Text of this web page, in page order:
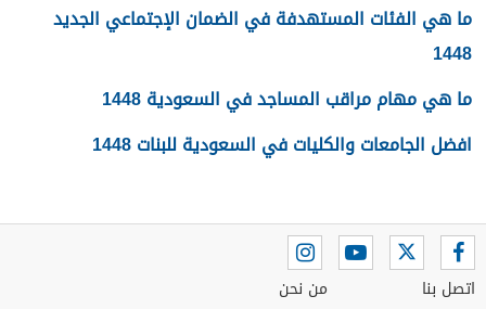
ما هي الفئات المستهدفة في الضمان الإجتماعي الجديد
1448
ما هي مهام مراقب المساجد في السعودية 1448
افضل الجامعات والكليات في السعودية للبنات 1448
اتصل بنا
من نحن